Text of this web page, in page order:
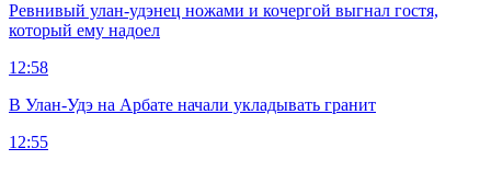
Ревнивый улан-удэнец ножами и кочергой выгнал гостя,
который ему надоел
12:58
В Улан-Удэ на Арбате начали укладывать гранит
12:55